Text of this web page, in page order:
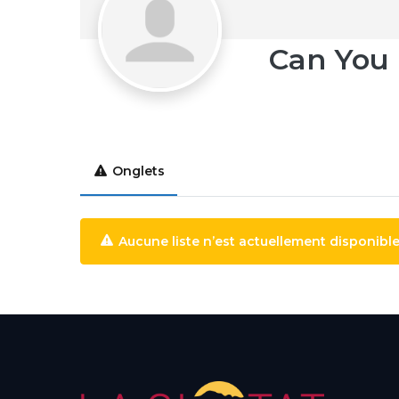
Can
Onglets
Aucune liste n’est actuellement